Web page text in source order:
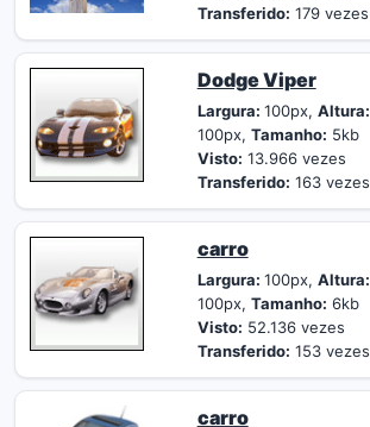
Transferido: 179 vezes
Dodge Viper
Largura: 100px, Altura:
100px, Tamanho: 5kb
Visto: 13.966 vezes
Transferido: 163 vezes
carro
Largura: 100px, Altura:
100px, Tamanho: 6kb
Visto: 52.136 vezes
Transferido: 153 vezes
carro